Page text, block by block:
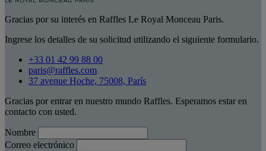
Gracias por su interés en Raffles Le Royal Monceau Paris.
Ingrese los detalles de su solicitud utilizando el siguiente formulario.
+33 01 42 99 88 00
paris@raffles.com
37 avenue Hoche, 75008, París
Gracias por entrar en nuestro mundo Raffles. Esperamos estar en
contacto con usted.
Nombre
Correo electrónico